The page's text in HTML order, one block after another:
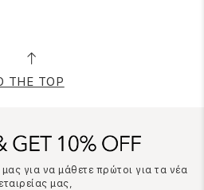
THE TOP
για να μάθετε πρώτοι για τα νέα
μας,